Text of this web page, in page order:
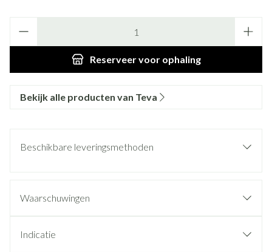
Reserveervoor ophaling
Bekijk alle producten van Teva
Beschikbare leveringsmethoden
Waarschuwingen
Indicatie